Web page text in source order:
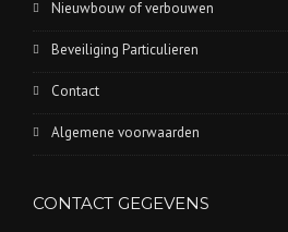
Nieuwbouw of verbouwen
Beveiliging Particulieren
Contact
Algemene voorwaarden
CONTACT GEGEVENS